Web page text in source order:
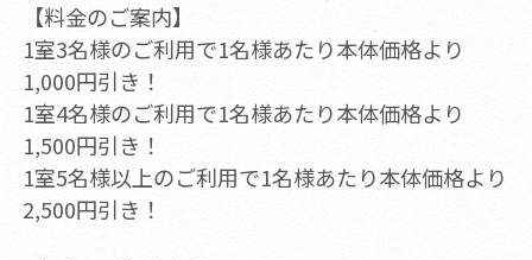
【料金のご案内】
1室3名様のご利用で1名様あたり本体価格より
1,000円引き！
1室4名様のご利用で1名様あたり本体価格より
1,500円引き！
1室5名様以上のご利用で1名様あたり本体価格より
2,500円引き！